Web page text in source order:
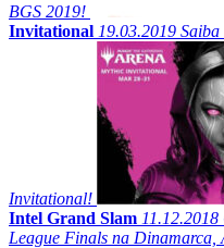
BGS 2019!
Invitational 19.03.2019 Saiba
Invitational!
Intel Grand Slam 11.12.2018
League Finals na